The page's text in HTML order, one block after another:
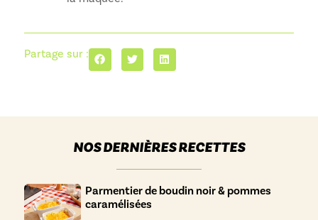
Partage sur :
NOS DERNIÈRES RECETTES
Parmentier de boudin noir & pommes
caramélisées